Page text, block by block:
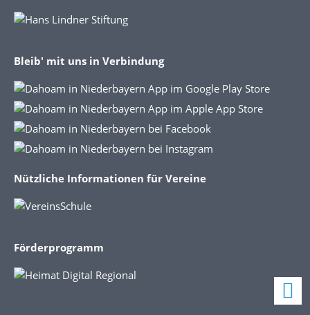
Bleib' mit uns in Verbindung
Nützliche Informationen für Vereine
Förderprogramm